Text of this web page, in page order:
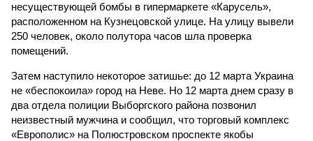
несуществующей бомбы в гипермаркете «Карусель»,
расположенном на Кузнецовской улице. На улицу вывели
250 человек, около полутора часов шла проверка
помещений.
Затем наступило некоторое затишье: до 12 марта Украина
не «беспокоила» город на Неве. Но 12 марта днем сразу в
два отдела полиции Выборгского района позвонил
неизвестный мужчина и сообщил, что торговый комплекс
«Европолис» на Полюстровском проспекте якобы